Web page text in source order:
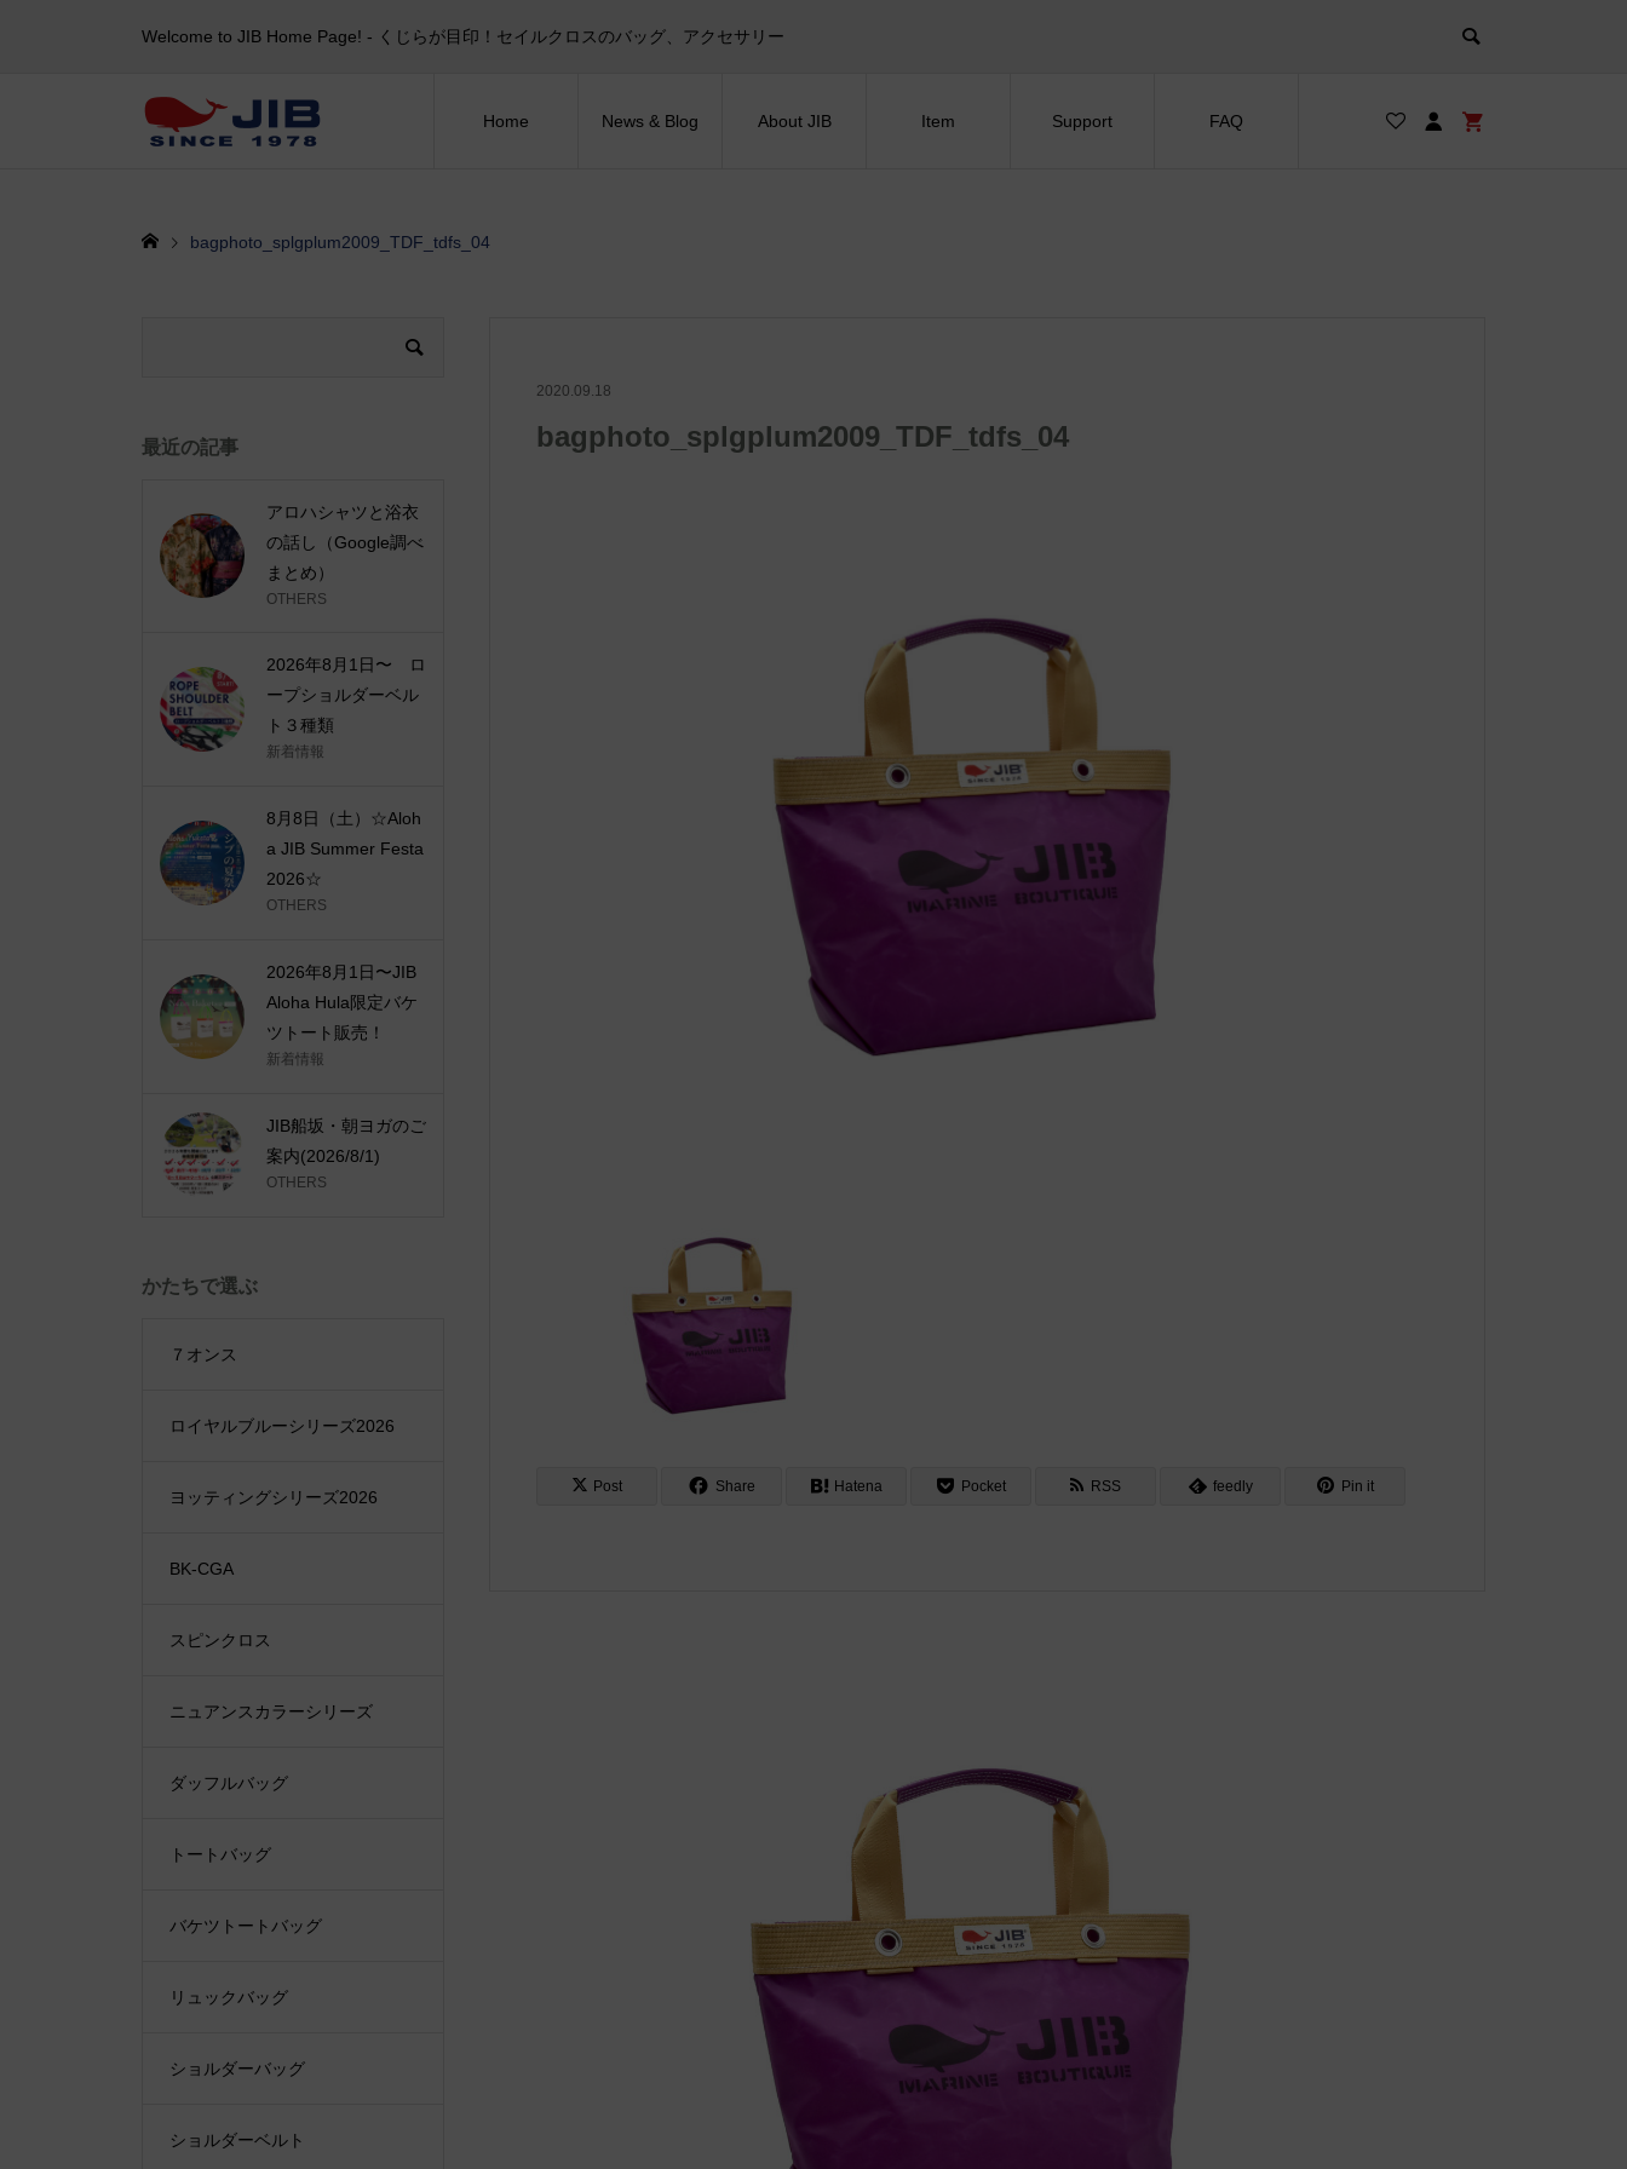
Welcome to JIB Home Page! ‐ くじらが目印！セイルクロスのバッグ、アクセサリー
Home News & Blog About JIB Item Support FAQ
bagphoto_splgplum2009_TDF_tdfs_04
2020.09.18
bagphoto_splgplum2009_TDF_tdfs_04
Post Share Hatena Pocket RSS feedly Pin it
最近の記事
アロハシャツと浴衣
の話し（Google調べ
まとめ）
OTHERS
2026年8月1日〜 ロ
ープショルダーベル
ト３種類
新着情報
8月8日（土）☆Aloh
a JIB Summer Festa
2026☆
OTHERS
2026年8月1日〜JIB
Aloha Hula限定バケ
ツトート販売！
新着情報
JIB船坂・朝ヨガのご
案内(2026/8/1)
OTHERS
かたちで選ぶ
７オンス
ロイヤルブルーシリーズ2026
ヨッティングシリーズ2026
BK-CGA
スピンクロス
ニュアンスカラーシリーズ
ダッフルバッグ
トートバッグ
バケツトートバッグ
リュックバッグ
ショルダーバッグ
ショルダーベルト